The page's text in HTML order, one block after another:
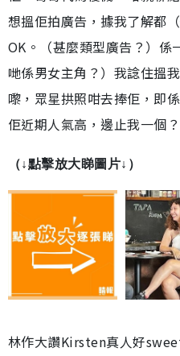
想搵佢拍廣告，據我了解都
OK。（甚麼類型廣告？）係
哋係男女主角？）我諗住搵
嚟，眾星拱照咁去捧佢，即
佢近期人氣高，邊止我一個
（↓點擊放大睇圖片↓）
林作大讚Kirsten真人好